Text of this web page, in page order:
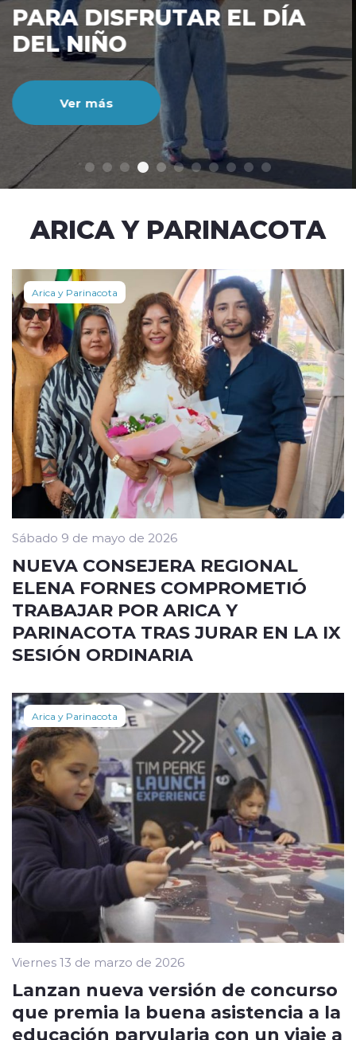
modo claro
CIENTO DURANTE EL MES
DE JULIO
Ver más
ARICA Y PARINACOTA
Arica y Parinacota
Sábado 9 de mayo de 2026
NUEVA CONSEJERA REGIONAL
ELENA FORNES COMPROMETIÓ
TRABAJAR POR ARICA Y
PARINACOTA TRAS JURAR EN LA IX
SESIÓN ORDINARIA
Arica y Parinacota
Viernes 13 de marzo de 2026
Lanzan nueva versión de concurso
que premia la buena asistencia a la
educación parvularia con un viaje a